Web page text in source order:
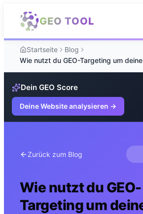
Zum Hauptinhalt springen
GEO TOOL
Startseite
Blog
Dein GEO Score
Deine Website analysieren →
Zurück zum Blog
Wie nutzt du GEO-
Targeting um